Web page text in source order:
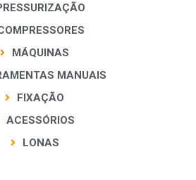
MÁQUINAS
MANUAIS
FIXAÇÃO
ACESSÓRIOS
LONAS